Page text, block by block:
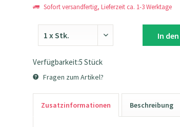
Sofort versandfertig, Lieferzeit ca. 1-3 Werktage
In den
Verfügbarkeit:5 Stück
Fragen zum Artikel?
Zusatzinformationen Beschreibung